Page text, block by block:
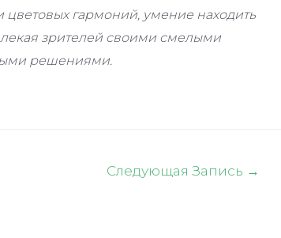
гармоний, умение находить
зрителей своими смелыми
решениями.
Следующая Запись →